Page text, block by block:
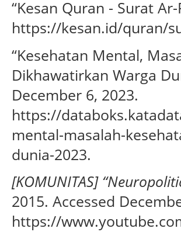
“Kesan Quran - Surat
https://kesan.id/quran/
“Kesehatan Mental,
Dikhawatirkan Warga
December 6, 2023.
https://
mental-masalah-
dunia-2023.
[KOMUNITAS]
2015. Accessed
https://